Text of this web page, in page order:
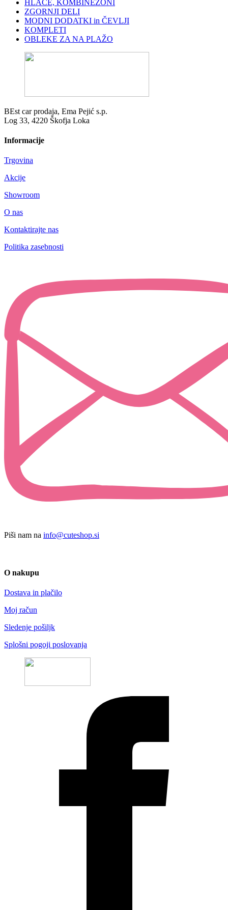
HLAČE, KOMBINEZONI
ZGORNJI DELI
MODNI DODATKI in ČEVLJI
KOMPLETI
OBLEKE ZA NA PLAŽO
BEst car prodaja, Ema Pejić s.p.
Log 33, 4220 Škofja Loka
Informacije
Trgovina
Akcije
Showroom
O nas
Kontaktirajte nas
Politika zasebnosti
Piši nam na info@cuteshop.si
O nakupu
Dostava in plačilo
Moj račun
Sledenje pošiljk
Splošni pogoji poslovanja